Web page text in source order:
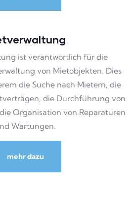
ist verantwortlich für die
von Mietobjekten. Dies
die Suche nach Mietern, die
die Durchführung von
Organisation von Reparaturen
Wartungen.
mehr dazu